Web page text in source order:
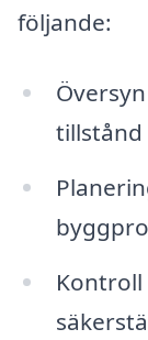
följande:
tillstånd